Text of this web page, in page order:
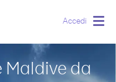
Accedi
Maldive da